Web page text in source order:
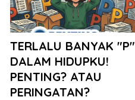
TERLALU BANYAK "P"
DALAM HIDUPKU!
PENTING? ATAU
PERINGATAN?